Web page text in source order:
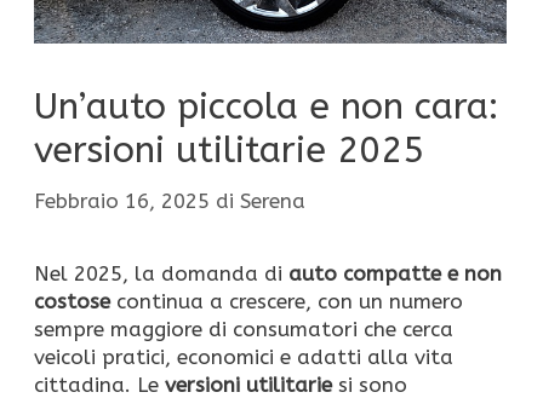
Un’auto piccola e non cara:
versioni utilitarie 2025
Febbraio 16, 2025 di Serena
Nel 2025, la domanda di auto compatte e non
costosecontinua a crescere, con un numero
sempre maggiore di consumatori che cerca
veicoli pratici, economici e adatti alla vita
cittadina. Le versioni utilitariesi sono